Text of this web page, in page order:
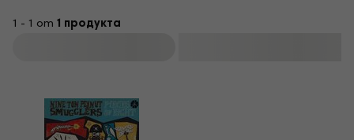
1 - 1 от 1 продукта